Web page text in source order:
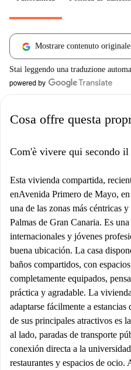
Mostrare contenuto
Stai leggendo una traduzione
Cosa offre questa
Com'è vivere qui secondo il
Esta vivienda compartida,
enAvenida Primero de Mayo,
una de las zonas más céntricas
Palmas de Gran Canaria. Es
internacionales y jóvenes
buena ubicación. La casa
baños compartidos, con
completamente equipados,
práctica y agradable. La
adaptarse fácilmente a
de sus principales atractivos es
al lado, paradas de transporte
conexión directa a la
restaurantes y espacios de ocio.